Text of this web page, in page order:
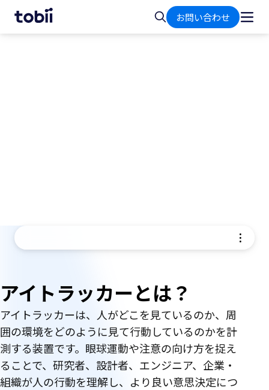
ー
検
索
お問い合わせ
アイトラッカーとは？
アイトラッカーは、人がどこを見ているのか、周
囲の環境をどのように見て行動しているのかを計
測する装置です。眼球運動や注意の向け方を捉え
ることで、研究者、設計者、エンジニア、企業・
組織が人の行動を理解し、より良い意思決定につ